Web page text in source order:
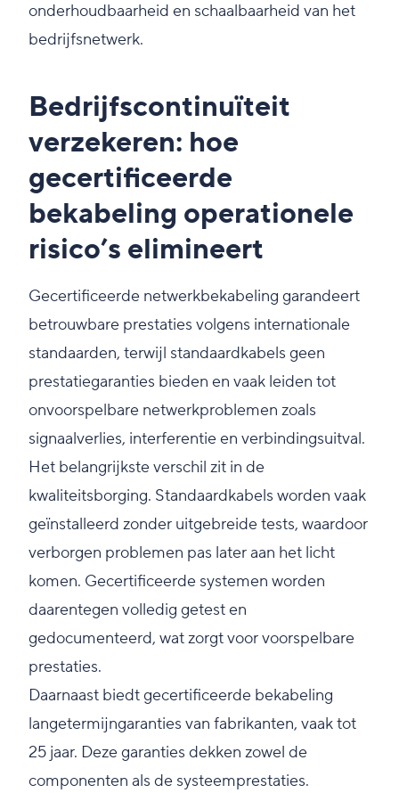
onderhoudbaarheid en schaalbaarheid van het
bedrijfsnetwerk.
Bedrijfscontinuïteit
verzekeren: hoe
gecertificeerde
bekabeling operationele
risico’s elimineert
Gecertificeerde netwerkbekabeling garandeert
betrouwbare prestaties volgens internationale
standaarden, terwijl standaardkabels geen
prestatiegaranties bieden en vaak leiden tot
onvoorspelbare netwerkproblemen zoals
signaalverlies, interferentie en verbindingsuitval.
Het belangrijkste verschil zit in de
kwaliteitsborging. Standaardkabels worden vaak
geïnstalleerd zonder uitgebreide tests, waardoor
verborgen problemen pas later aan het licht
komen. Gecertificeerde systemen worden
daarentegen volledig getest en
gedocumenteerd, wat zorgt voor voorspelbare
prestaties.
Daarnaast biedt gecertificeerde bekabeling
langetermijngaranties van fabrikanten, vaak tot
25 jaar. Deze garanties dekken zowel de
componenten als de systeemprestaties.